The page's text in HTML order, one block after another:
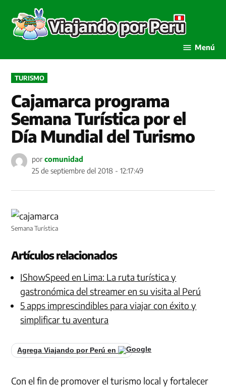
contenido
por
Menú
PUBLICADO
EN
TURISMO
Cajamarca programa
Semana Turística por el
Día Mundial del Turismo
por comunidad
25 de septiembre del 2018 - 12:17:49
Semana Turística
Artículos relacionados
IShowSpeed en Lima: La ruta turística y
gastronómica del streamer en su visita al Perú
5 apps imprescindibles para viajar con éxito y
simplificar tu aventura
Agrega Viajando por Perú en
Con el fin de promover el turismo local y fortalecer